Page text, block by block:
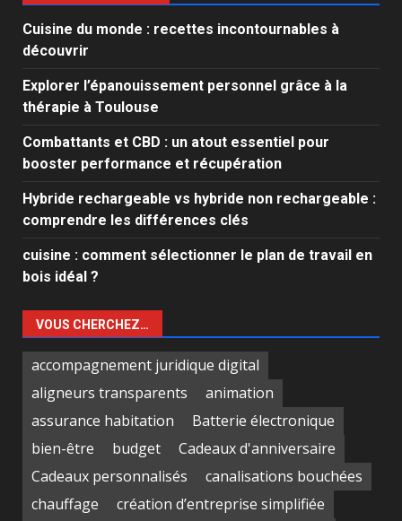
Cuisine du monde : recettes incontournables à
découvrir
Explorer l’épanouissement personnel grâce à la
thérapie à Toulouse
Combattants et CBD : un atout essentiel pour
booster performance et récupération
Hybride rechargeable vs hybride non rechargeable :
comprendre les différences clés
cuisine : comment sélectionner le plan de travail en
bois idéal ?
VOUS CHERCHEZ…
accompagnement juridique digital
aligneurs transparents
animation
assurance habitation
Batterie électronique
bien-être
budget
Cadeaux d'anniversaire
Cadeaux personnalisés
canalisations bouchées
chauffage
création d’entreprise simplifiée